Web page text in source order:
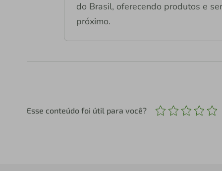
do Brasil, oferecendo produtos e
próximo.
Esse conteúdo foi útil para você?